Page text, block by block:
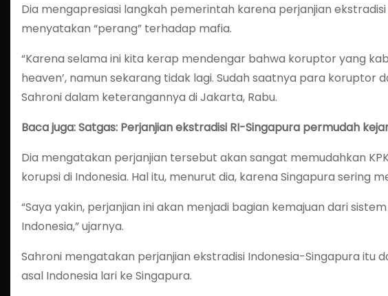
Dia mengapresiasi langkah pemerintah karena perjanjian
menyatakan “perang” terhadap mafia.
“Karena selama ini kita kerap mendengar bahwa koruptor yang
heaven’, namun sekarang tidak lagi. Sudah saatnya para koruptor
Sahroni dalam keterangannya di Jakarta, Rabu.
Baca juga: Satgas: Perjanjian ekstradisi RI-Singapura permudah
Dia mengatakan perjanjian tersebut akan sangat memudahkan
korupsi di Indonesia. Hal itu, menurut dia, karena Singapura sering
“Saya yakin, perjanjian ini akan menjadi bagian kemajuan dari
Indonesia,” ujarnya.
Sahroni mengatakan perjanjian ekstradisi Indonesia-Singapura
asal Indonesia lari ke Singapura.